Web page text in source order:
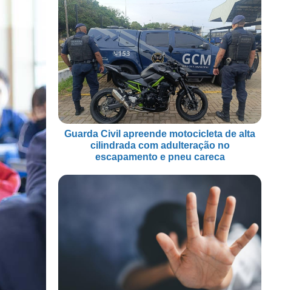
Guarda Civil apreende motocicleta de alta
cilindrada com adulteração no
escapamento e pneu careca